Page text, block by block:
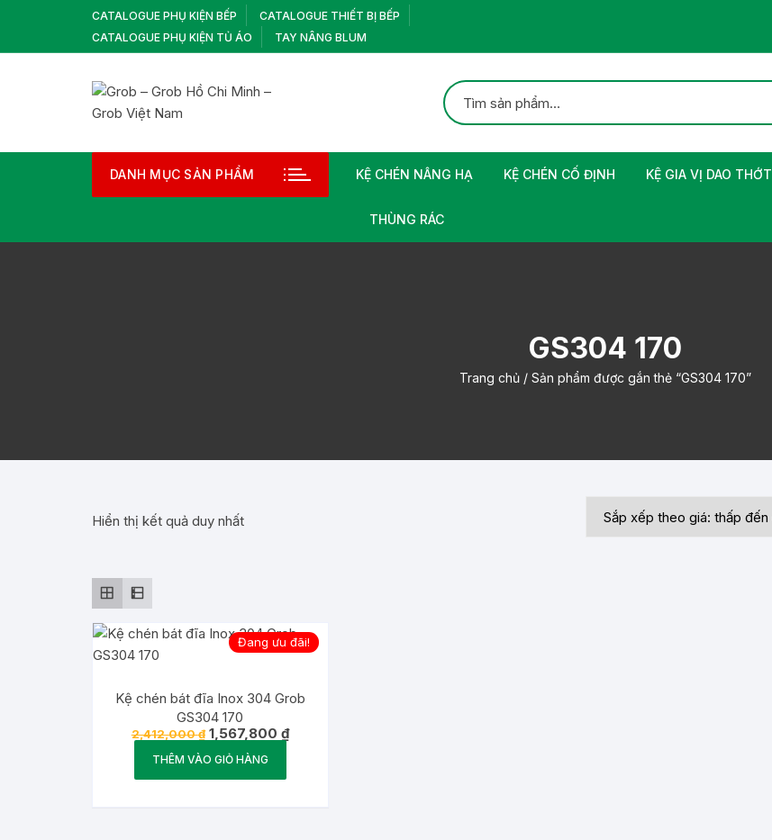
nội
CATALOGUE PHỤ KIỆN BẾP
CATALOGUE THIẾT BỊ BẾP
CATALOGUE PHỤ KIỆN TỦ ÁO
TAY NÂNG BLUM
DANH MỤC SẢN PHẨM KỆ CHÉN NÂNG HẠ KỆ CHÉN CỐ ĐỊNH KỆ GIA VỊ DAO THỚT
THÙNG RÁC
GS304 170
Trang chủ / Sản phẩm được gắn thẻ “GS304 170”
Hiển thị kết quả duy nhất
Đang ưu đãi!
Kệ chén bát đĩa Inox 304 Grob
GS304 170
2,412,000₫ Giá
gốc
là:
1,567,800 ₫Giá
hiện
THÊM VÀO GIỎ HÀNG